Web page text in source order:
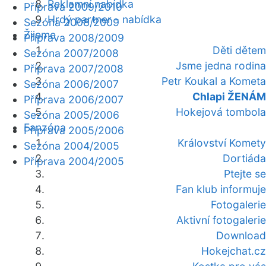
Reklamní nabídka
Hrdý partner - nabídka
Žijeme
Děti dětem
Jsme jedna rodina
Petr Koukal a Kometa
Chlapi ŽENÁM
Hokejová tombola
Fanzóna
Království Komety
Dortiáda
Ptejte se
Fan klub informuje
Fotogalerie
Aktivní fotogalerie
Download
Hokejchat.cz
Příprava 2009/2010
Sezóna 2008/2009
Příprava 2008/2009
Sezóna 2007/2008
Příprava 2007/2008
Sezóna 2006/2007
Příprava 2006/2007
Sezóna 2005/2006
Příprava 2005/2006
Sezóna 2004/2005
Příprava 2004/2005